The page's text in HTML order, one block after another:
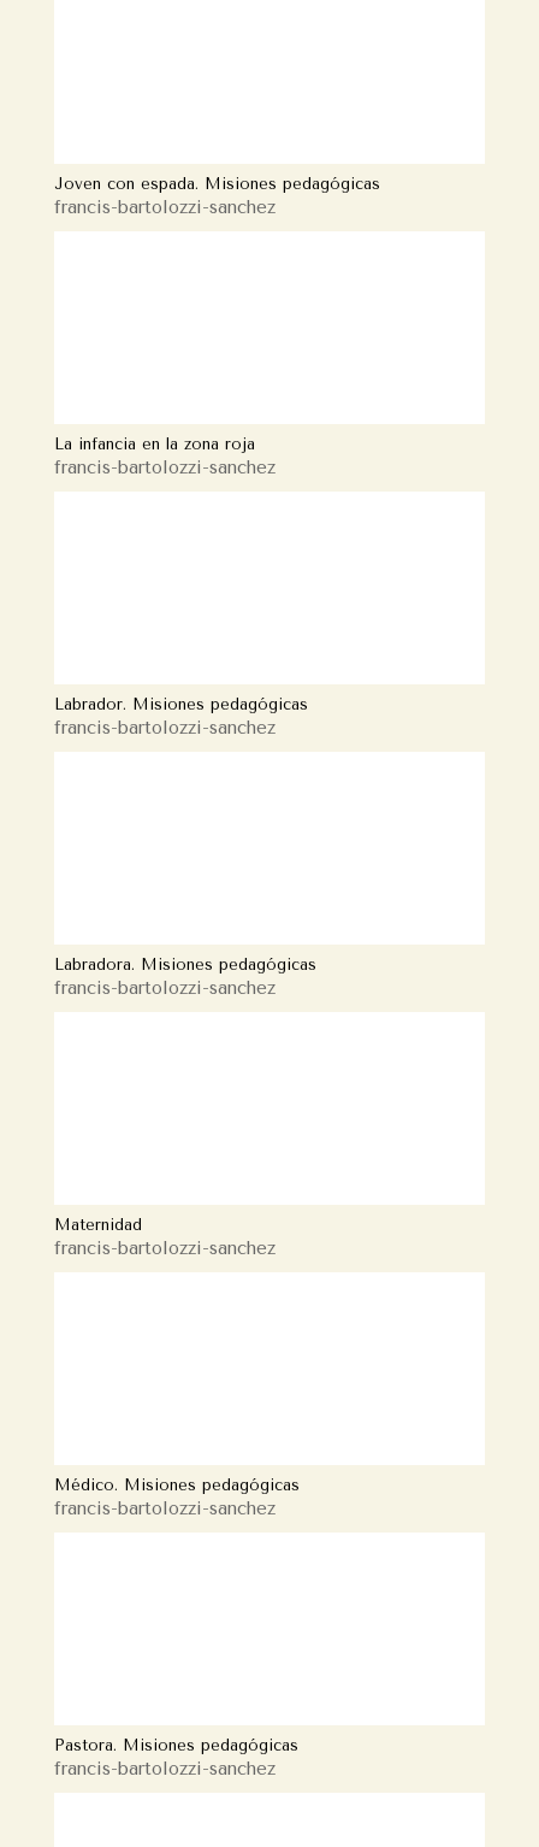
Joven con espada. Misiones pedagógicas
francis-bartolozzi-sanchez
La infancia en la zona roja
francis-bartolozzi-sanchez
Labrador. Misiones pedagógicas
francis-bartolozzi-sanchez
Labradora. Misiones pedagógicas
francis-bartolozzi-sanchez
Maternidad
francis-bartolozzi-sanchez
Médico. Misiones pedagógicas
francis-bartolozzi-sanchez
Pastora. Misiones pedagógicas
francis-bartolozzi-sanchez